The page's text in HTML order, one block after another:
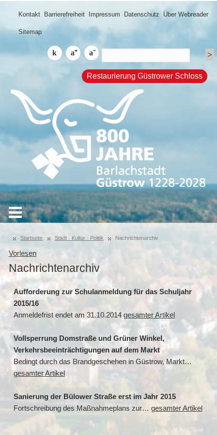
Kontakt Barrierefreiheit Impressum Datenschutz Über Webreader
Sitemap
Restaurierung Güstrower Schloss
Startseite Stadt · Kultur · Politik Nachrichtenarchiv
Vorlesen
Nachrichtenarchiv
Aufforderung zur Schulanmeldung für das Schuljahr
2015/16
Anmeldefrist endet am 31.10.2014 gesamter Artikel
Vollsperrung Domstraße und Grüner Winkel,
Verkehrsbeeinträchtigungen auf dem Markt
Bedingt durch das Brandgeschehen in Güstrow, Markt…
gesamter Artikel
Sanierung der Bülower Straße erst im Jahr 2015
Fortschreibung des Maßnahmeplans zur… gesamter Artikel